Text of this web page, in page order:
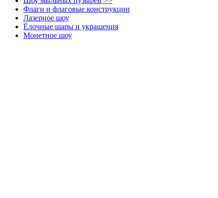
Флаги и флаговые конструкции
Лазерное шоу
Ёлочные шары и украшения
Монетное шоу